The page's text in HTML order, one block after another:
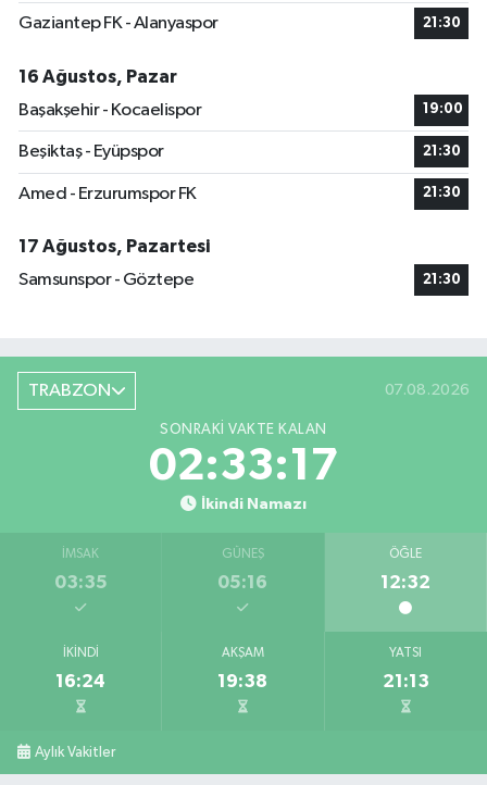
Gaziantep FK - Alanyaspor 21:30
16 Ağustos, Pazar
Başakşehir - Kocaelispor
19:00
Beşiktaş - Eyüpspor 21:30
Amed - Erzurumspor FK 21:30
17 Ağustos, Pazartesi
Samsunspor - Göztepe
21:30
TRABZON 07.08.2026
SONRAKI VAKTE KALAN
02:33:17
İkindi Namazı
İMSAK
03:35
GÜNEŞ
05:16
ÖĞLE
12:32
İKINDI
16:24
AKŞAM
19:38
YATSI
21:13
Aylık Vakitler